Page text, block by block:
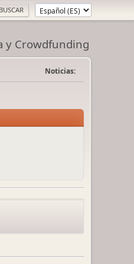
y Crowdfunding
Noticias: